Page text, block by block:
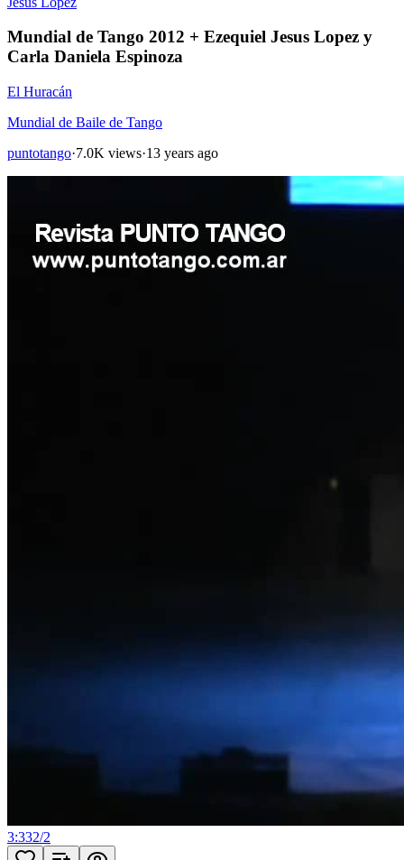
Mundial de Tango 2012 + Ezequiel Jesus Lopez y
Carla Daniela Espinoza
El Huracán
Mundial de Baile de Tango
puntotango·7.0K views·13 years ago
3:332/2